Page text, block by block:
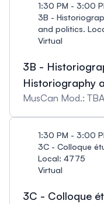
1:30 PM - 3:00
3B -
and politics.
Virtual
3B -
Historiography
MusCan Mod.: TBA
1:30 PM - 3:00
3C - Colloque
Local: 4775
Virtual
3C - Colloque